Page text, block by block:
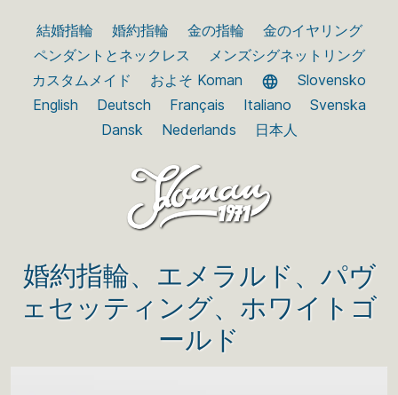
結婚指輪 婚約指輪 金の指輪
金のイヤリング
ペンダントとネックレス
メンズシグネットリング
カスタムメイド
およそ Koman
Slovensko
English
Deutsch Français Italiano
Svenska
Dansk
Nederlands 日本人
婚約指輪、エメラルド、パヴ
ェセッティング、ホワイトゴ
ールド